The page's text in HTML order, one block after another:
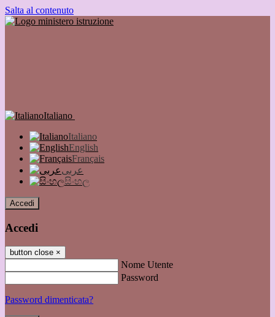
Salta al contenuto
Italiano
Italiano
English
Français
عربى
සිංහල
Accedi
Accedi
button close ×
Nome Utente
Password
Password dimenticata?